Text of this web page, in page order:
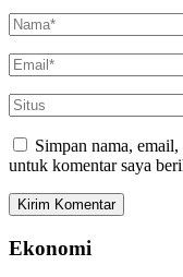
Simpan nama,
untuk komentar saya
Ekonomi